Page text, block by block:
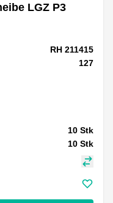
LGZ P3
RH 211415
127
10 Stk
10 Stk